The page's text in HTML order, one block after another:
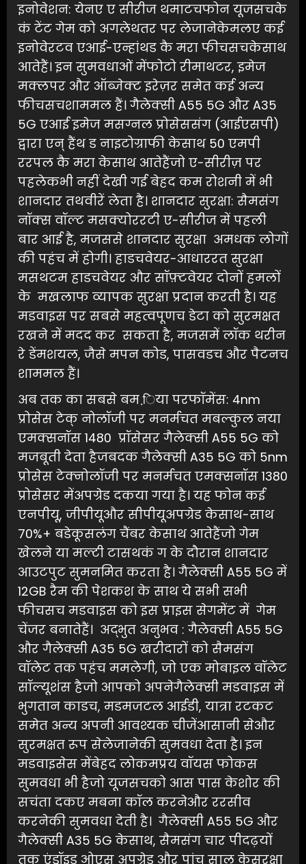
इनोवेशन: येनए ए सीरीज थमाटचफोन यूजसचके
कं टेंट गेम को अगलेथतर पर लेजानेकेमलए कई
इनोवेरटव एआई-एन्हांथड कै मरा फीचसचकेसाथ
आतेहैं। इन सुमवधाओं मेंफोटो रीमाथटर, इमेज
मक्लपर और ऑब्जेक्ट इरेज़र समेत कई अन्य
फीचसचशाममल हैं। गैलेक्सी A55 5G और A35
5G एआई इमेज मसग्नल प्रोसेससंग (आईएसपी)
द्वारा एन् हैंथ ड नाइटोग्राफी केसाथ 50 एमपी
ररपल कै मरा केसाथ आतेहैंजो ए-सीरीज़ पर
पहलेकभी नहीं देखी गई बेहद कम रोशनी में भी
शानदार तथवीरें लेता है। शानदार सुरक्षा: सैमसंग
नॉक्स वॉल्ट मसक्योररटी ए-सीरीज में पहली
बार आई है, मजससे शानदार सुरक्षा अमधक लोगों
की पहंच में होगी। हाडचवेयर-आधाररत सुरक्षा
मसथटम हाडचवेयर और सॉफ़्टवेयर दोनों हमलों
के मखलाफ व्यापक सुरक्षा प्रदान करती है। यह
मडवाइस पर सबसे महत्वपूणच डेटा को सुरमक्षत
रखने में मदद कर सकता है, मजसमें लॉक थरीन
रे डेंमशयल, जैसे मपन कोड, पासवडच और पैटनच
शाममल हैं।
अब तक का सबसे बम ि़या परफॉमेंस: 4nm
प्रोसेस टेक् नोलॉजी पर मनर्मचत मबल्कुल नया
एमक्सनॉस 1480 प्रॉसेसर गैलेक्सी A55 5G को
मजबूती देता हैजबदक गैलेक्सी A35 5G को 5nm
प्रोसेस टेक्नोलॉजी पर मनर्मचत एमक्सनॉस 1380
प्रोसेसर मेंअपग्रेड दकया गया है। यह फोन कई
एनपीयू, जीपीयूऔर सीपीयूअपग्रेड केसाथ-साथ
70%+ बडेकूसलंग चैंबर केसाथ आतेहैंजो गेम
खेलने या मल्टी टासथकं ग के दौरान शानदार
आउटपुट सुमनमित करता है। गैलेक्सी A55 5G में
12GB रैम की पेशकश के साथ ये सभी सभी
फीचसच मडवाइस को इस प्राइस सेगमेंट में गेम
चेंजर बनातेहैं। अद्भुत अनुभव : गैलेक्सी A55 5G
और गैलेक्सी A35 5G खरीदारों को सैमसंग
वॉलेट तक पहंच ममलेगी, जो एक मोबाइल वॉलेट
सॉल्यूशंस हैजो आपको अपनेगैलेक्सी मडवाइस में
भुगतान काडच, मडमजटल आईडी, यात्रा रटकट
समेत अन्य अपनी आवश्यक चीजेंआसानी सेऔर
सुरमक्षत रूप सेलेजानेकी सुमवधा देता है। इन
मडवाइसेस मेंबेहद लोकमप्रय वॉयस फोकस
सुमवधा भी हैजो यूजसचको आस पास केशोर की
सचंता दकए मबना कॉल करनेऔर ररसीव
करनेकी सुमवधा देती है। गैलेक्सी A55 5G और
गैलेक्सी A35 5G केसाथ, सैमसंग चार पीदढ़यों
तक एंड्रॉइड ओएस अपग्रेड और पांच साल केसुरक्षा